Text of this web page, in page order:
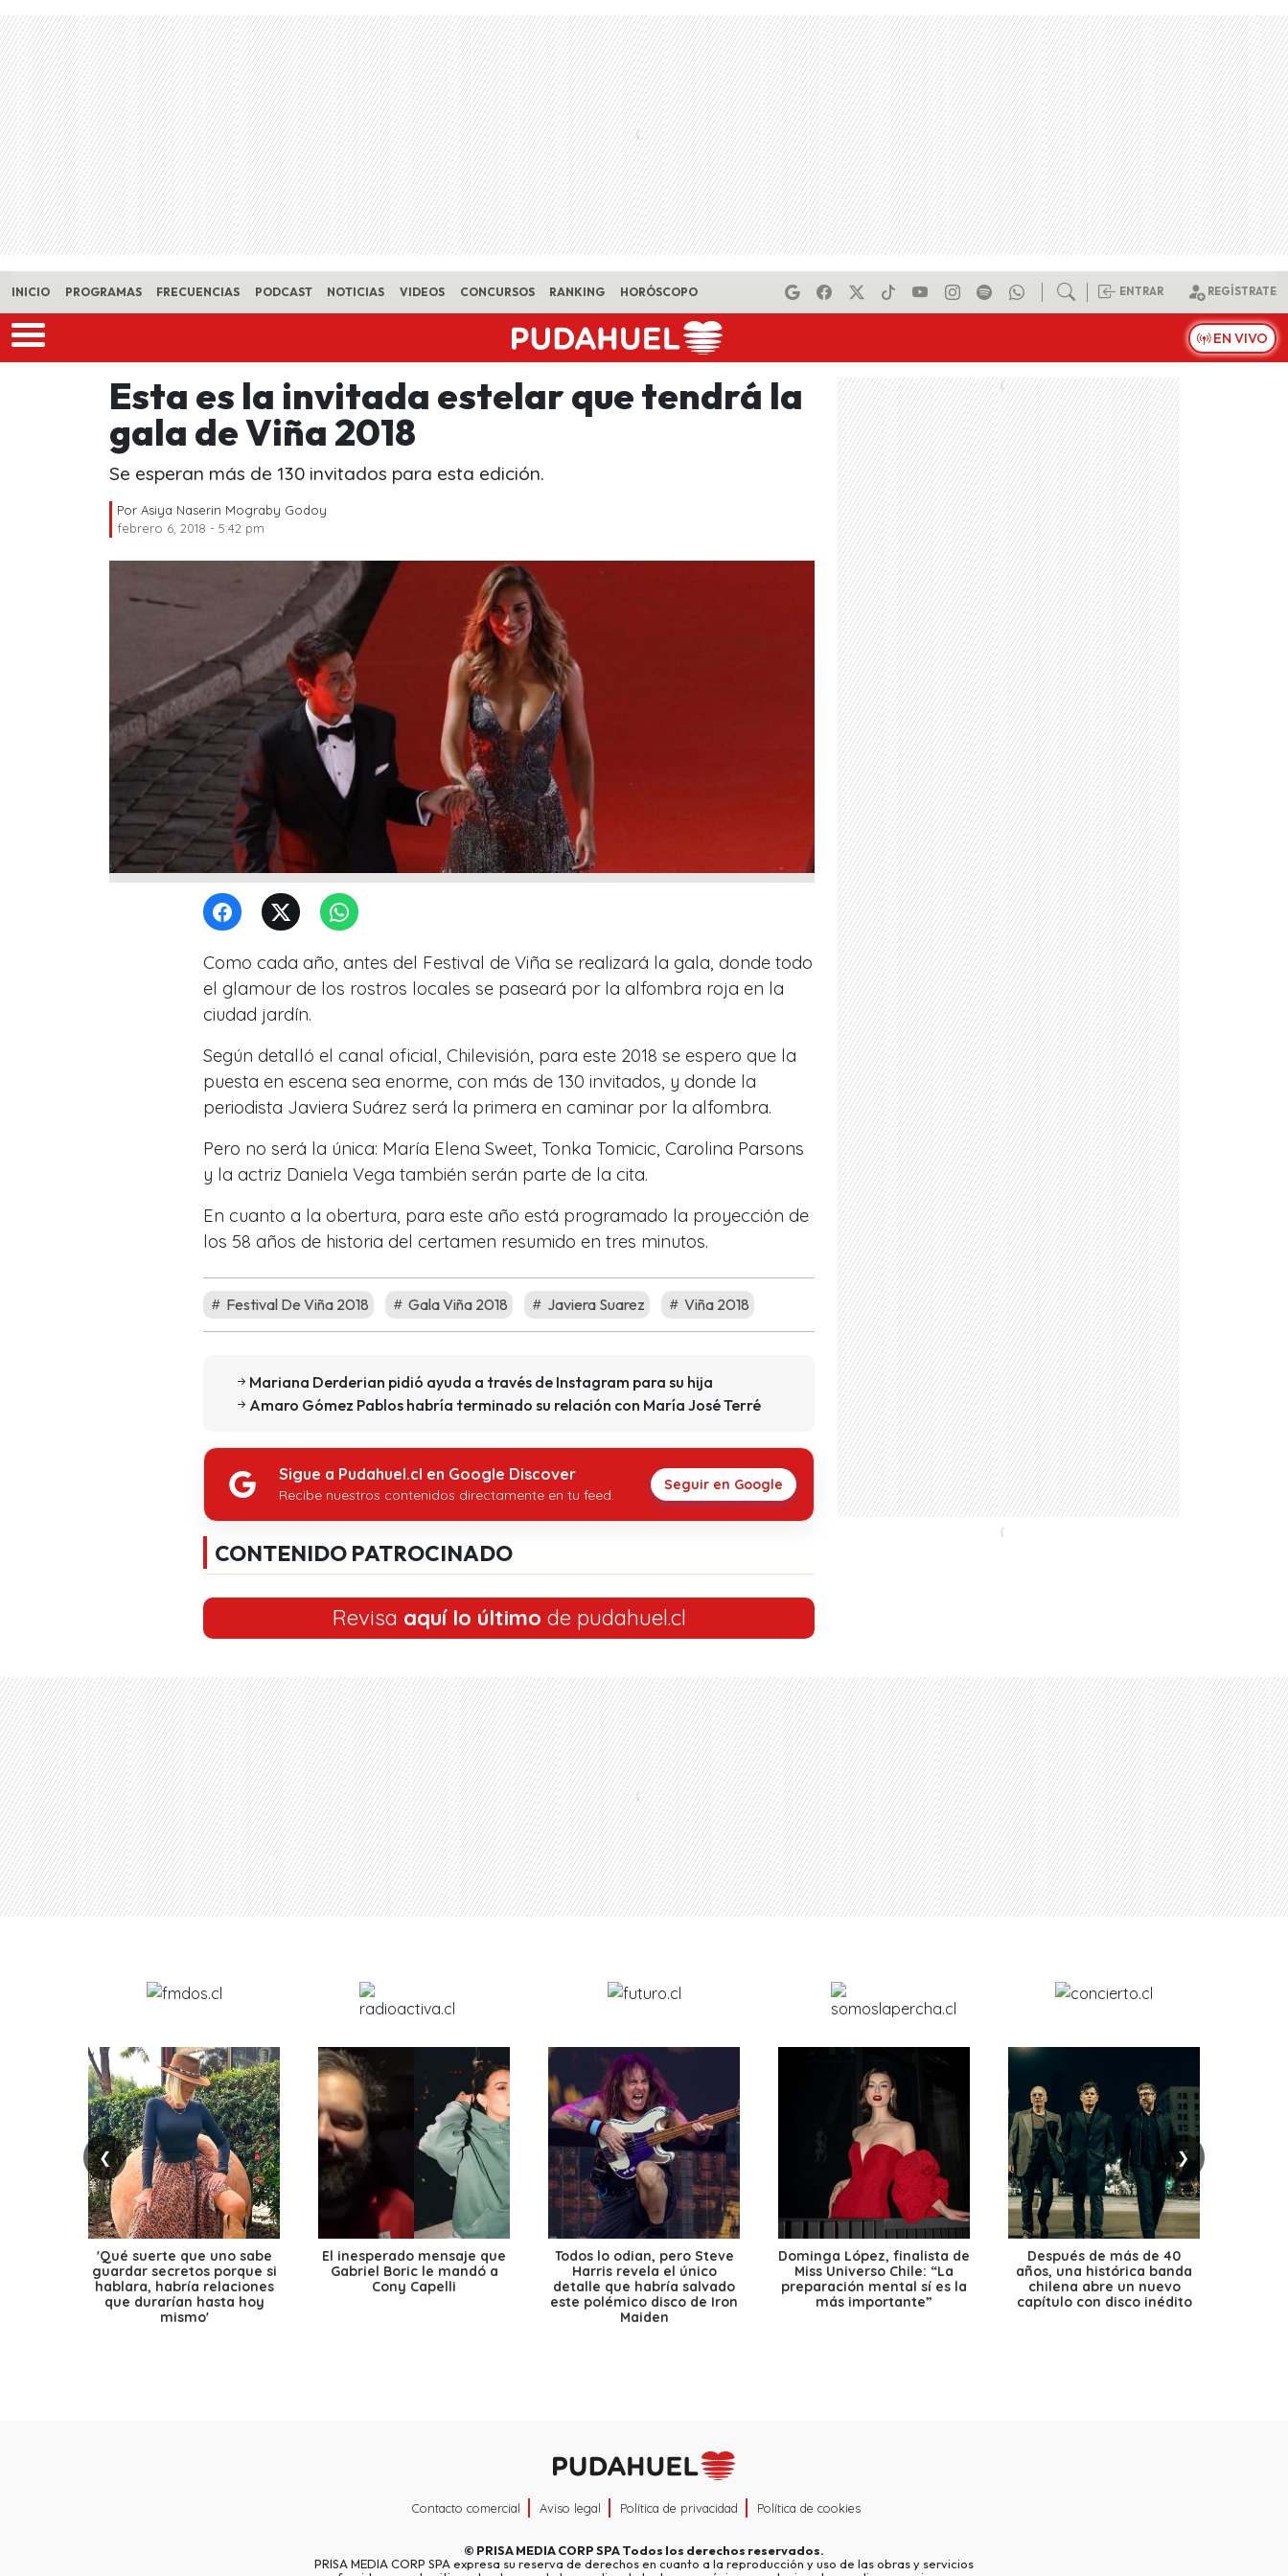
Skip to main content
INICIO PROGRAMAS FRECUENCIAS PODCAST NOTICIAS VIDEOS CONCURSOS RANKING HORÓSCOPO ENTRAR REGÍSTRATE
EN VIVO
Esta es la invitada estelar que tendrá la
gala de Viña 2018
Se esperan más de 130 invitados para esta edición.
Por Asiya Naserin Mograby Godoy
febrero 6, 2018 - 5:42 pm
Como cada año, antes del Festival de Viña se realizará la gala, donde todo
el glamour de los rostros locales se paseará por la alfombra roja en la
ciudad jardín.
Según detalló el canal oficial, Chilevisión, para este 2018 se espero que la
puesta en escena sea enorme, con más de 130 invitados, y donde la
periodista Javiera Suárez será la primera en caminar por la alfombra.
Pero no será la única: María Elena Sweet, Tonka Tomicic, Carolina Parsons
y la actriz Daniela Vega también serán parte de la cita.
En cuanto a la obertura, para este año está programado la proyección de
los 58 años de historia del certamen resumido en tres minutos.
Festival De Viña 2018 Gala Viña 2018 Javiera Suarez Viña 2018
Mariana Derderian pidió ayuda a través de Instagram para su hija
Amaro Gómez Pablos habría terminado su relación con María José Terré
Sigue a Pudahuel.cl en Google Discover
Recibe nuestros contenidos directamente en tu feed.
Seguir en Google
CONTENIDO PATROCINADO
Revisa aquí lo último de pudahuel.cl
❮ ❯
'Qué suerte que uno sabe
guardar secretos porque si
hablara, habría relaciones
que durarían hasta hoy
mismo'
El inesperado mensaje que
Gabriel Boric le mandó a
Cony Capelli
Todos lo odian, pero Steve
Harris revela el único
detalle que habría salvado
este polémico disco de Iron
Maiden
Dominga López, finalista de
Miss Universo Chile: “La
preparación mental sí es la
más importante”
Después de más de 40
años, una histórica banda
chilena abre un nuevo
capítulo con disco inédito
Contacto comercial Aviso legal Política de privacidad Política de cookies
© PRISA MEDIA CORP SPATodos los derechos reservados.
PRISA MEDIA CORP SPA expresa su reserva de derechos en cuanto a la reproducción y uso de las obras y servicios